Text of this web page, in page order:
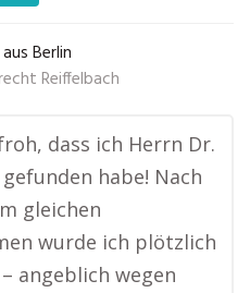
Berlin
Reiffelbach
dass ich Herrn Dr.
habe! Nach
gleichen
wurde ich plötzlich
angeblich wegen